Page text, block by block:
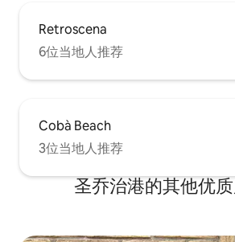
Retroscena
6位当地人推荐
Cobà Beach
3位当地人推荐
圣乔治港的其他优